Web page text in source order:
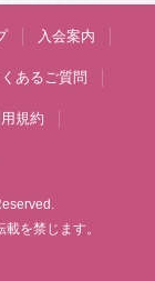
入会案内
あるご質問
規約
を禁じます。